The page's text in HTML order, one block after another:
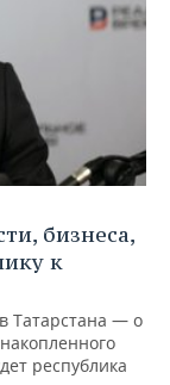
бизнеса,
к
Татарстана — о
республика